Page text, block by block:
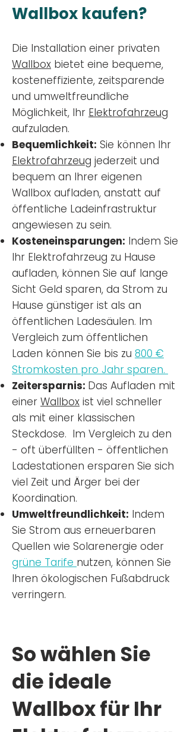
Wallbox kaufen?
Die Installation einer privaten
Wallbox bietet eine bequeme,
kosteneffiziente, zeitsparende
und umweltfreundliche
Möglichkeit, Ihr Elektrofahrzeug
aufzuladen.
Bequemlichkeit: Sie können Ihr
Elektrofahrzeug jederzeit und
bequem an Ihrer eigenen
Wallbox aufladen, anstatt auf
öffentliche Ladeinfrastruktur
angewiesen zu sein.
Kosteneinsparungen: Indem Sie
Ihr Elektrofahrzeug zu Hause
aufladen, können Sie auf lange
Sicht Geld sparen, da Strom zu
Hause günstiger ist als an
öffentlichen Ladesäulen. Im
Vergleich zum öffentlichen
Laden können Sie bis zu 800 €
Stromkosten pro Jahr sparen.
Zeitersparnis: Das Aufladen mit
einer Wallbox ist viel schneller
als mit einer klassischen
Steckdose. Im Vergleich zu den
- oft überfüllten - öffentlichen
Ladestationen ersparen Sie sich
viel Zeit und Ärger bei der
Koordination.
Umweltfreundlichkeit: Indem
Sie Strom aus erneuerbaren
Quellen wie Solarenergie oder
grüne Tarife nutzen, können Sie
Ihren ökologischen Fußabdruck
verringern.
So wählen Sie
die ideale
Wallbox für Ihr